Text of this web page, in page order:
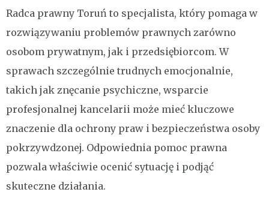
Radca prawny Toruń to specjalista, który pomaga w
rozwiązywaniu problemów prawnych zarówno
osobom prywatnym, jak i przedsiębiorcom. W
sprawach szczególnie trudnych emocjonalnie,
takich jak znęcanie psychiczne, wsparcie
profesjonalnej kancelarii może mieć kluczowe
znaczenie dla ochrony praw i bezpieczeństwa osoby
pokrzywdzonej. Odpowiednia pomoc prawna
pozwala właściwie ocenić sytuację i podjąć
skuteczne działania.